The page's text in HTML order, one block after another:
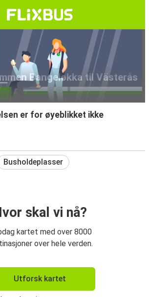
Bangeløkka til Västerås
er for øyeblikket ikke
Busholdeplasser
skal vi nå?
kartet med over 8000
over hele verden.
Utforsk kartet